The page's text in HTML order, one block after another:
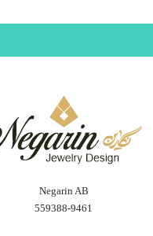
Negarin AB
559388-9461